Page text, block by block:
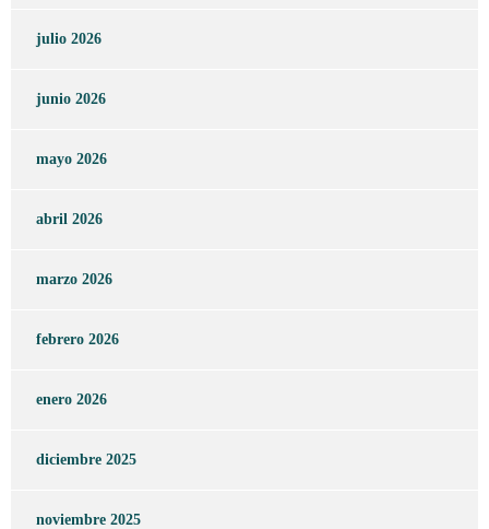
julio 2026
junio 2026
mayo 2026
abril 2026
marzo 2026
febrero 2026
enero 2026
diciembre 2025
noviembre 2025